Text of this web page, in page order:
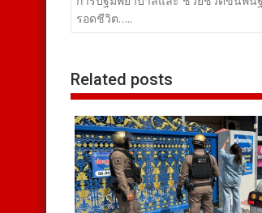
เรื่อง
รอดชีวิต…..
Related posts